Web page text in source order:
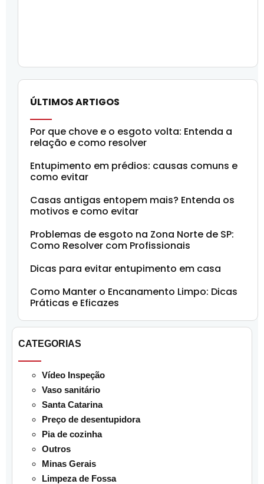
ÚLTIMOS ARTIGOS
Por que chove e o esgoto volta: Entenda a
relação e como resolver
Entupimento em prédios: causas comuns e
como evitar
Casas antigas entopem mais? Entenda os
motivos e como evitar
Problemas de esgoto na Zona Norte de SP:
Como Resolver com Profissionais
Dicas para evitar entupimento em casa
Como Manter o Encanamento Limpo: Dicas
Práticas e Eficazes
CATEGORIAS
Vídeo Inspeção
Vaso sanitário
Santa Catarina
Preço de desentupidora
Pia de cozinha
Outros
Minas Gerais
Limpeza de Fossa